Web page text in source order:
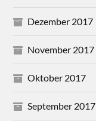
Dezember 2017
November 2017
Oktober 2017
September 2017